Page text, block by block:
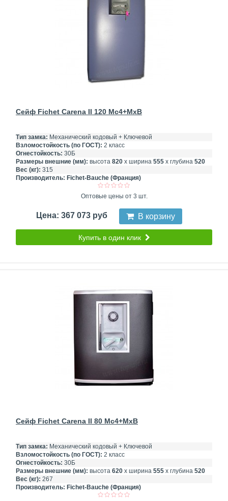
Сейф Fichet Carena II 120 Mc4+MxB
Тип замка: Механический кодовый + Ключевой
Взломостойкость (по ГОСТ): 2 класс
Огнестойкость: 30Б
Размеры внешние (мм): высота 820 х ширина 555 х глубина 520
Вес (кг): 315
Производитель: Fichet-Bauche (Франция)
Оптовые цены от 3 шт.
Цена: 367 073 руб В корзину
Купить в один клик
Сейф Fichet Carena II 80 Mc4+MxB
Тип замка: Механический кодовый + Ключевой
Взломостойкость (по ГОСТ): 2 класс
Огнестойкость: 30Б
Размеры внешние (мм): высота 620 х ширина 555 х глубина 520
Вес (кг): 267
Производитель: Fichet-Bauche (Франция)